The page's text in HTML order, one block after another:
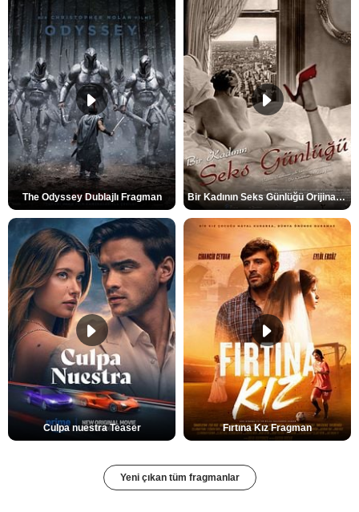
The Odyssey Dublajlı Fragman Bir Kadının Seks Günlüğü Orijinal Fragman
Culpa nuestra Teaser Fırtına Kız Fragman
Yeni çıkan tüm fragmanlar